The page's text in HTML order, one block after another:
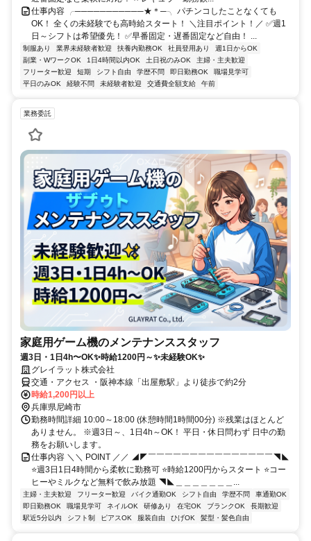
仕事内容 ╭───────────★＊─╮ パチンコしたことなくても
OK！ 全くの未経験でも高時給スタート！ ＼注目ポイント！／ ✅週1
日～シフトは希望優先！ ✅早番固定・遅番固定など自由！ ...
制服あり 業界未経験者歓迎 扶養内勤務OK 社員登用あり
週1日からOK
副業・WワークOK
1日4時間以内OK 土日祝のみOK
主婦・主夫歓迎
フリーター歓迎
短期 シフト自由 学歴不問 即日勤務OK
職場見学可
平日のみOK
経験不問 未経験者歓迎 交通費全額支給 午前
業務委託
家庭用ゲーム機のメンテナンススタッフ
週3日・1日4h〜OK✨時給1200円～✨未経験OK✨
グレイラット株式会社
交通・アクセス ・阪神本線「出屋敷駅」より徒歩で約2分
時給1,200円以上
兵庫県尼崎市
勤務時間詳細 10:00～18:00 (休憩時間1時間00分) ※残業はほとんど
ありません。 ※週3日～、1日4h～OK！ 平日・休日問わず 日中の勤
務をお願いします。
仕事内容 ＼＼ POINT ／／ ◢◤￣￣￣￣￣￣￣￣￣￣￣￣￣￣￣◥◣
⭐週3日1日4時間から柔軟に勤務可 ⭐時給1200円からスタート ⭐コー
ヒーやミルクなど無料で飲み放題 ◥◣＿＿＿＿＿＿＿...
主婦・主夫歓迎 フリーター歓迎 バイク通勤OK シフト自由 学歴不問
車通勤OK
即日勤務OK
職場見学可 ネイルOK 研修あり 在宅OK ブランクOK
長期歓迎
駅近5分以内
シフト制 ピアスOK 服装自由 ひげOK 髪型・髪色自由